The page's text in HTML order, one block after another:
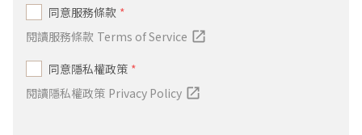
同意服務條款 *
閱讀服務條款 Terms of Service
同意隱私權政策 *
閱讀隱私權政策 Privacy Policy